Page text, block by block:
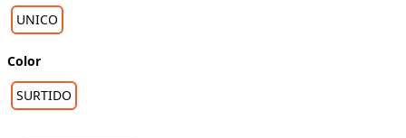
UNICO
Color
SURTIDO